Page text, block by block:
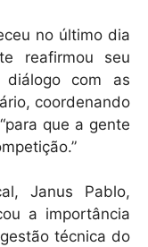
no último dia
reafirmou seu
diálogo com as
coordenando
que a gente
Janus Pablo,
a importância
técnica do